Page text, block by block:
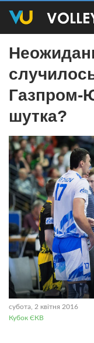
Газпром-
шутка?
субота, 2 квітня 2016
Кубок ЄКВ